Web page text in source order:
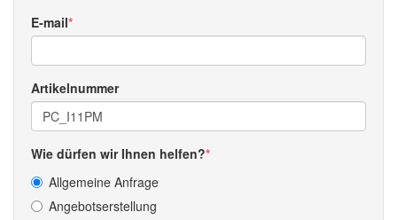
E-mail
Artikelnummer
Wie dürfen wir Ihnen helfen?
Allgemeine Anfrage
Angebotserstellung